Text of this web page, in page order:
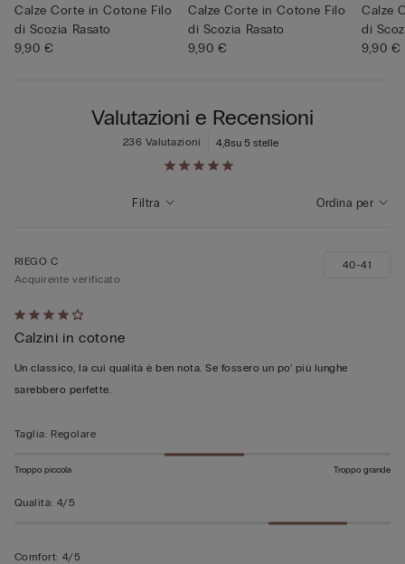
Calze Corte in Cotone Filo
di Scozia Rasato
9,90 €
Calze Corte in Cotone Filo
di Scozia Rasato
9,90 €
Calze
di
9,90 €
Valutazioni e Recensioni
4,8su 5 stelle
236 Valutazioni
Ordina per
Filtra
Valutato
4
su
5
RIEGO C
Acquirente verificato
Calzini in cotone
Un classico, la cui qualità è ben nota. Se fossero un po’ più lunghe
sarebbero perfette.
40-41
Taglia: Regolare
Troppo piccola Troppo grande
Qualità: 4/5
Comfort: 4/5